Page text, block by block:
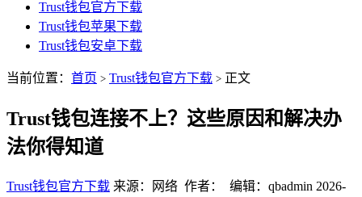
Trust钱包官方下载
Trust钱包苹果下载
Trust钱包安卓下载
当前位置： 首页 > Trust钱包官方下载 > 正文
Trust钱包连接不上？这些原因和解决办
法你得知道
Trust钱包官方下载 来源：网络 作者： 编辑：qbadmin 2026-